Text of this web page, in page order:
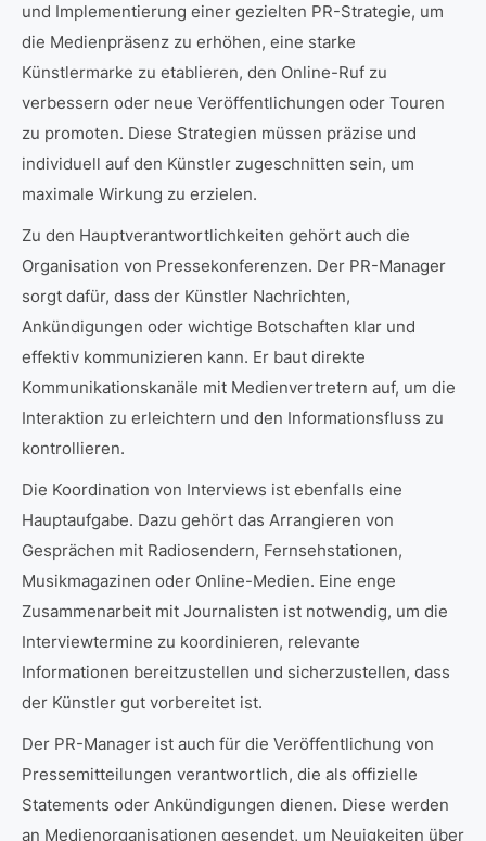
und Implementierung einer gezielten PR-Strategie, um
die Medienpräsenz zu erhöhen, eine starke
Künstlermarke zu etablieren, den Online-Ruf zu
verbessern oder neue Veröffentlichungen oder Touren
zu promoten. Diese Strategien müssen präzise und
individuell auf den Künstler zugeschnitten sein, um
maximale Wirkung zu erzielen.
Zu den Hauptverantwortlichkeiten gehört auch die
Organisation von Pressekonferenzen. Der PR-Manager
sorgt dafür, dass der Künstler Nachrichten,
Ankündigungen oder wichtige Botschaften klar und
effektiv kommunizieren kann. Er baut direkte
Kommunikationskanäle mit Medienvertretern auf, um die
Interaktion zu erleichtern und den Informationsfluss zu
kontrollieren.
Die Koordination von Interviews ist ebenfalls eine
Hauptaufgabe. Dazu gehört das Arrangieren von
Gesprächen mit Radiosendern, Fernsehstationen,
Musikmagazinen oder Online-Medien. Eine enge
Zusammenarbeit mit Journalisten ist notwendig, um die
Interviewtermine zu koordinieren, relevante
Informationen bereitzustellen und sicherzustellen, dass
der Künstler gut vorbereitet ist.
Der PR-Manager ist auch für die Veröffentlichung von
Pressemitteilungen verantwortlich, die als offizielle
Statements oder Ankündigungen dienen. Diese werden
an Medienorganisationen gesendet, um Neuigkeiten über